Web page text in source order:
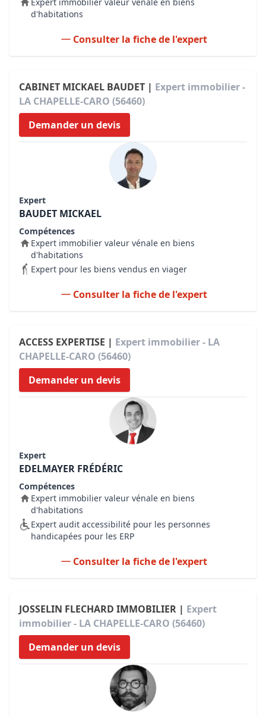
d'habitations
Consulter la fiche de l'expert
CABINET MICKAEL BAUDET | Expert immobilier -
LA CHAPELLE-CARO (56460)
Demander un devis
Expert
BAUDET MICKAEL
Compétences
Expert immobilier valeur vénale en biens
d'habitations
Expert pour les biens vendus en viager
Consulter la fiche de l'expert
ACCESS EXPERTISE | Expert immobilier - LA
CHAPELLE-CARO (56460)
Demander un devis
Expert
EDELMAYER FRÉDÉRIC
Compétences
Expert immobilier valeur vénale en biens
d'habitations
Expert audit accessibilité pour les personnes
handicapées pour les ERP
Consulter la fiche de l'expert
JOSSELIN FLECHARD IMMOBILIER | Expert
immobilier - LA CHAPELLE-CARO (56460)
Demander un devis